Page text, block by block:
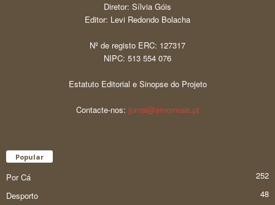
Diretor: Sílvia Góis
Editor: Levi Redondo Bolacha
Nº de registo ERC: 127317
NIPC: 513 554 076
Estatuto Editorial e Sinopse do Projeto
Contacte-nos: jornal@amormais.pt
Popular
Por Cá
252
Desporto
48